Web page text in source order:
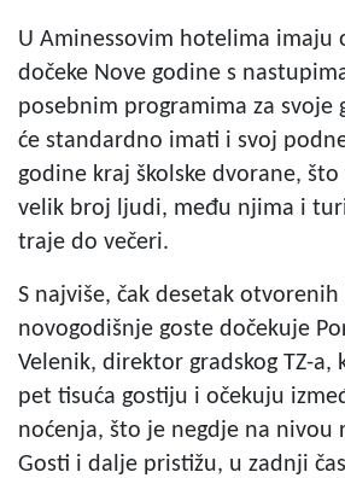
U Aminessovim hotelima imaju
dočeke Nove godine s
posebnim programima za svoje
će standardno imati i svoj
godine kraj školske dvorane,
velik broj ljudi, među njima i
traje do večeri.
S najviše, čak desetak
novogodišnje goste dočekuje
Velenik, direktor gradskog TZ-a,
pet tisuća gostiju i očekuju
noćenja, što je negdje na nivou
Gosti i dalje pristižu, u zadnji